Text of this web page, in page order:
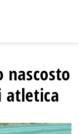
nascosto
atletica